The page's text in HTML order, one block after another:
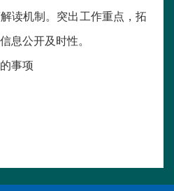
读机制。突出工作重点，拓
息公开及时性。
事项